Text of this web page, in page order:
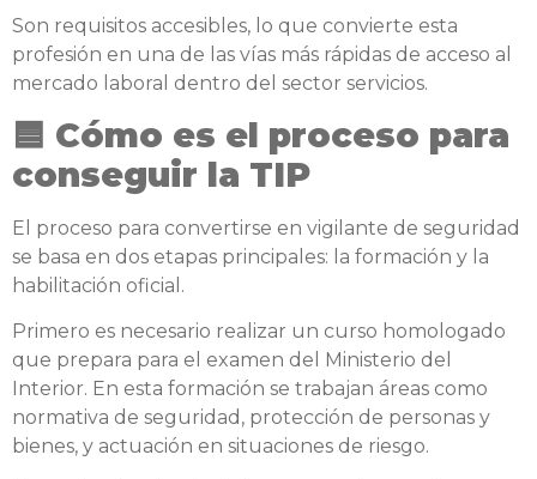
Son requisitos accesibles, lo que convierte esta
profesión en una de las vías más rápidas de acceso al
mercado laboral dentro del sector servicios.
🟦 Cómo es el proceso para
conseguir la TIP
El proceso para convertirse en vigilante de seguridad
se basa en dos etapas principales: la formación y la
habilitación oficial.
Primero es necesario realizar un curso homologado
que prepara para el examen del Ministerio del
Interior. En esta formación se trabajan áreas como
normativa de seguridad, protección de personas y
bienes, y actuación en situaciones de riesgo.